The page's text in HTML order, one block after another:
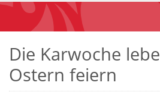
Die Karwoche
Ostern feiern